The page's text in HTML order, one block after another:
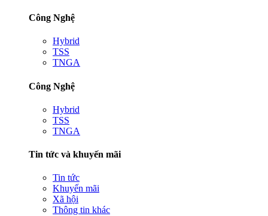
Công Nghệ
Hybrid
TSS
TNGA
Công Nghệ
Hybrid
TSS
TNGA
Tin tức và khuyến mãi
Tin tức
Khuyến mãi
Xã hội
Thông tin khác